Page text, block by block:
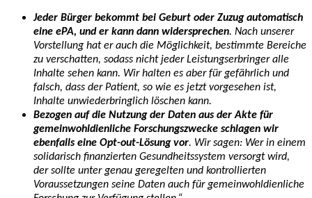
Jeder Bürger bekommt bei Geburt oder Zuzug automatisch
eine ePA, und er kann dann widersprechen. Nach unserer
Vorstellung hat er auch die Möglichkeit, bestimmte Bereiche
zu verschatten, sodass nicht jeder Leistungserbringer alle
Inhalte sehen kann. Wir halten es aber für gefährlich und
falsch, dass der Patient, so wie es jetzt vorgesehen ist,
Inhalte unwiederbringlich löschen kann.
Bezogen auf die Nutzung der Daten aus der Akte für
gemeinwohldienliche Forschungszwecke schlagen wir
ebenfalls eine Opt-out-Lösung vor. Wir sagen: Wer in einem
solidarisch finanzierten Gesundheitssystem versorgt wird,
der sollte unter genau geregelten und kontrollierten
Voraussetzungen seine Daten auch für gemeinwohldienliche